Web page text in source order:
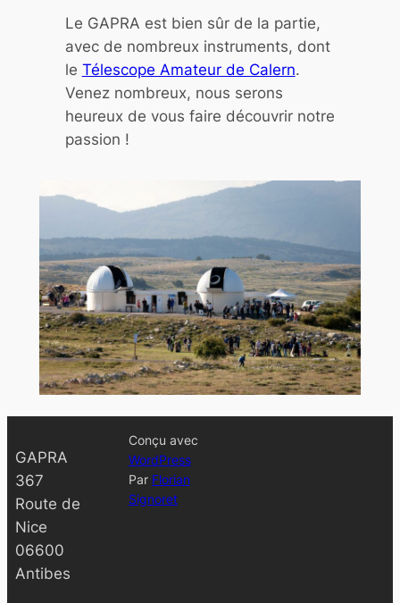
Le GAPRA est bien sûr de la partie,
avec de nombreux instruments, dont
le Télescope Amateur de Calern.
Venez nombreux, nous serons
heureux de vous faire découvrir notre
passion !
GAPRA
367
Route de
Nice
06600
Antibes
Conçu avec
WordPress
Par Florian
Signoret